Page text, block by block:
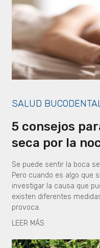
SALUD
5 consejos
seca por la
Se puede sentir la boca
Pero cuando es algo que
investigar la causa que
existen diferentes
provoca.
LEER MÁS